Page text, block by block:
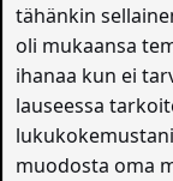
tähänkin
oli mukaansa
ihanaa kun ei
lauseessa
muodosta oma